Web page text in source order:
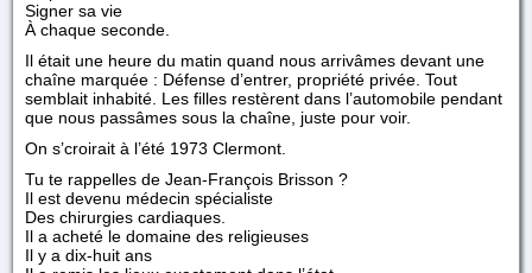
Signer sa vie
À chaque seconde.
Il était une heure du matin quand nous arrivâmes devant une
chaîne marquée : Défense d’entrer, propriété privée. Tout
semblait inhabité. Les filles restèrent dans l’automobile pendant
que nous passâmes sous la chaîne, juste pour voir.
On s’croirait à l’été 1973 Clermont.
Tu te rappelles de Jean-François Brisson ?
Il est devenu médecin spécialiste
Des chirurgies cardiaques.
Il a acheté le domaine des religieuses
Il y a dix-huit ans